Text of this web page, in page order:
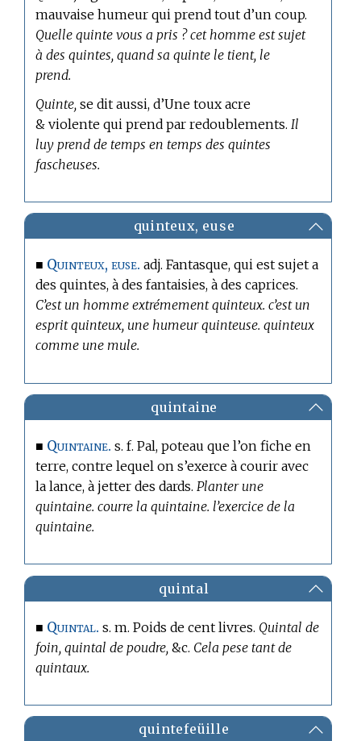
mauvaise humeur qui prend tout d’un coup.
Quelle quinte vous a pris ? cet homme est sujet
à des quintes, quand sa quinte le tient, le
prend.
Quinte, se dit aussi, d’Une toux acre
& violente qui prend par redoublements. Il
luy prend de temps en temps des quintes
fascheuses.
quinteux, euse
■ Quinteux, euse. adj. Fantasque, qui est sujet a
des quintes, à des fantaisies, à des caprices.
C’est un homme extrémement quinteux. c’est un
esprit quinteux, une humeur quinteuse. quinteux
comme une mule.
quintaine
■ Quintaine. s. f. Pal, poteau que l’on fiche en
terre, contre lequel on s’exerce à courir avec
la lance, à jetter des dards. Planter une
quintaine. courre la quintaine. l’exercice de la
quintaine.
quintal
■ Quintal. s. m. Poids de cent livres. Quintal de
foin, quintal de poudre, &c. Cela pese tant de
quintaux.
quintefeüille